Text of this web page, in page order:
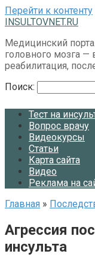
Перейти к контенту
INSULTOVNET.RU
Медицинский
головного мозга —
реабилитация,
Поиск:
Тест на
Вопрос врачу
Видеокурсы
Статьи
Карта сайта
Видео
Реклама на
Главная »
Агрессия
инсульта